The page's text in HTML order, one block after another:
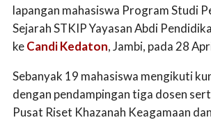
lapangan mahasiswa Program Studi
Sejarah STKIP Yayasan Abdi
keCandi Kedaton, Jambi, pada 28
Sebanyak 19 mahasiswa mengikuti
dengan pendampingan tiga dosen
Pusat Riset Khazanah Keagamaan